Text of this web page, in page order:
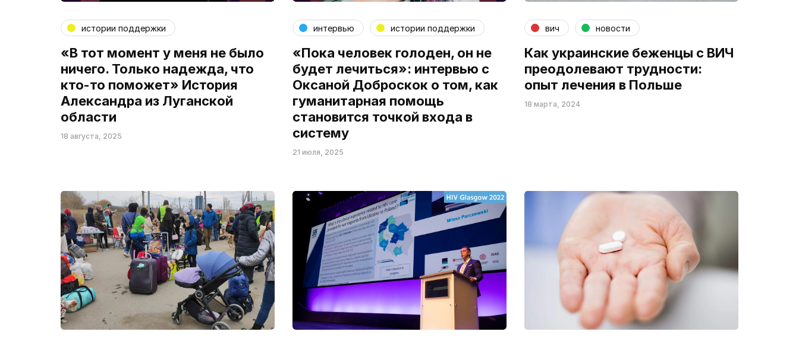
истории поддержки
«В тот момент у меня не было
ничего. Только надежда, что
кто-то поможет» История
Александра из Луганской
области
18 августа, 2025
интервью истории поддержки
«Пока человек голоден, он не
будет лечиться»: интервью с
Оксаной Доброскок о том, как
гуманитарная помощь
становится точкой входа в
систему
21 июля, 2025
вич новости
Как украинские беженцы с ВИЧ
преодолевают трудности:
опыт лечения в Польше
18 марта, 2024